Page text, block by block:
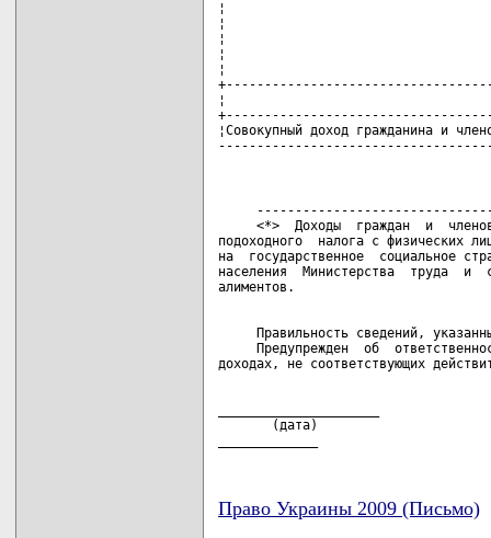
<*>  Доходы  граждан  и
подоходного  налога с физических
на  государственное  социальное
населения  Министерства  труда  и
Правильность сведений,
Предупрежден  об
(дата)
Право Украины 2009 (Письмо)